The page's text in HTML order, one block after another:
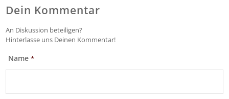
Dein Kommentar
An Diskussion beteiligen?
Hinterlasse uns Deinen Kommentar!
Name*